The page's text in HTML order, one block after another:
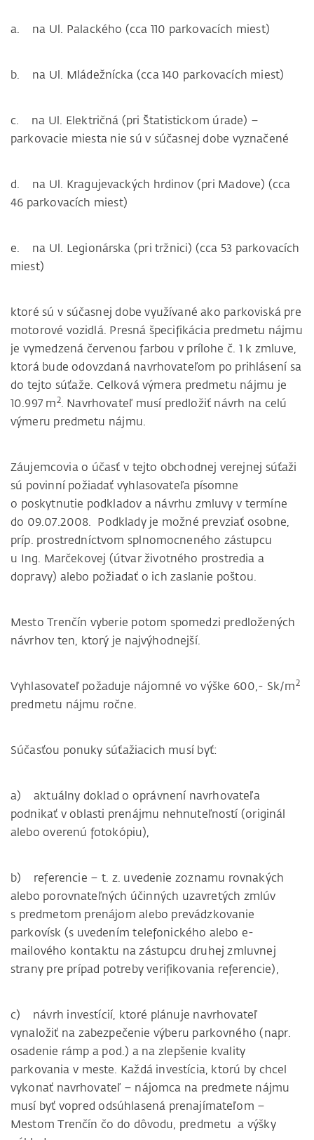
a. na Ul. Palackého (cca 110 parkovacích miest)
b. na Ul. Mládežnícka (cca 140 parkovacích miest)
c. na Ul. Električná (pri Štatistickom úrade) –
parkovacie miesta nie sú v súčasnej dobe vyznačené
d. na Ul. Kragujevackých hrdinov (pri Madove) (cca
46 parkovacích miest)
e. na Ul. Legionárska (pri tržnici) (cca 53 parkovacích
miest)
ktoré sú v súčasnej dobe využívané ako parkoviská pre
motorové vozidlá. Presná špecifikácia predmetu nájmu
je vymedzená červenou farbou v prílohe č. 1 k zmluve,
ktorá bude odovzdaná navrhovateľom po prihlásení sa
do tejto súťaže. Celková výmera predmetu nájmu je
10.997 m2. Navrhovateľ musí predložiť návrh na celú
výmeru predmetu nájmu.
Záujemcovia o účasť v tejto obchodnej verejnej súťaži
sú povinní požiadať vyhlasovateľa písomne
o poskytnutie podkladov a návrhu zmluvy v termíne
do 09.07.2008. Podklady je možné prevziať osobne,
príp. prostredníctvom splnomocneného zástupcu
u Ing. Marčekovej (útvar životného prostredia a
dopravy) alebo požiadať o ich zaslanie poštou.
Mesto Trenčín vyberie potom spomedzi predložených
návrhov ten, ktorý je najvýhodnejší.
Vyhlasovateľ požaduje nájomné vo výške 600,- Sk/m2
predmetu nájmu ročne.
Súčasťou ponuky súťažiacich musí byť:
a) aktuálny doklad o oprávnení navrhovateľa
podnikať v oblasti prenájmu nehnuteľností (originál
alebo overenú fotokópiu),
b) referencie – t. z. uvedenie zoznamu rovnakých
alebo porovnateľných účinných uzavretých zmlúv
s predmetom prenájom alebo prevádzkovanie
parkovísk (s uvedením telefonického alebo e-
mailového kontaktu na zástupcu druhej zmluvnej
strany pre prípad potreby verifikovania referencie),
c) návrh investícií, ktoré plánuje navrhovateľ
vynaložiť na zabezpečenie výberu parkovného (napr.
osadenie rámp a pod.) a na zlepšenie kvality
parkovania v meste. Každá investícia, ktorú by chcel
vykonať navrhovateľ – nájomca na predmete nájmu
musí byť vopred odsúhlasená prenajímateľom –
Mestom Trenčín čo do dôvodu, predmetu a výšky